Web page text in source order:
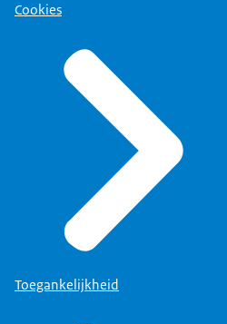
Cookies
Toegankelijkheid